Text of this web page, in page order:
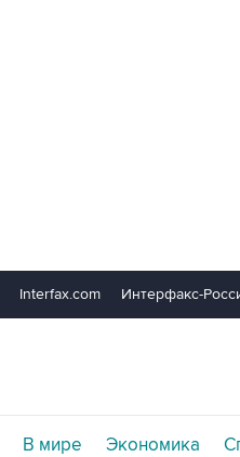
Interfax.com Интерфакс-
В мире Экономика